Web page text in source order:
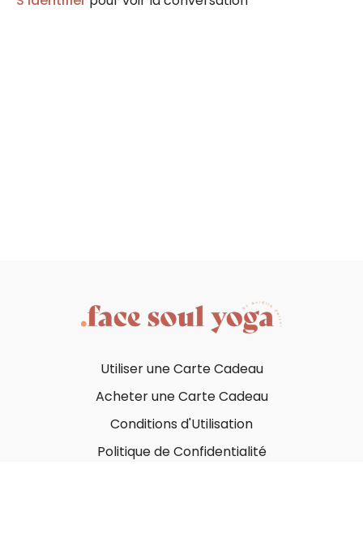
Utiliser une Carte Cadeau
Acheter une Carte Cadeau
Conditions d'Utilisation
Politique de Confidentialité